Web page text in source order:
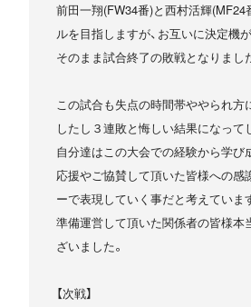
前田一翔(FW34番)と西村活輝(MF24
ルを目指しますが、お互いに決定機
そのまま試合終了の敗戦となりまし
この試合も失点の時間帯ややられ方
したし３連敗と悔しい結果になって
自分達はこの大会での経験から学び
応援やご協賛して頂いた皆様への感
ーで表現していく事だと考えていま
準備運営して頂いた関係者の皆様本
ざいました。
【次戦】